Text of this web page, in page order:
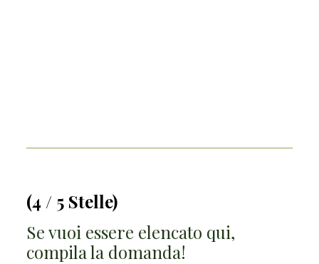
(4 / 5 Stelle)
Se vuoi essere elencato qui,
compila la domanda!